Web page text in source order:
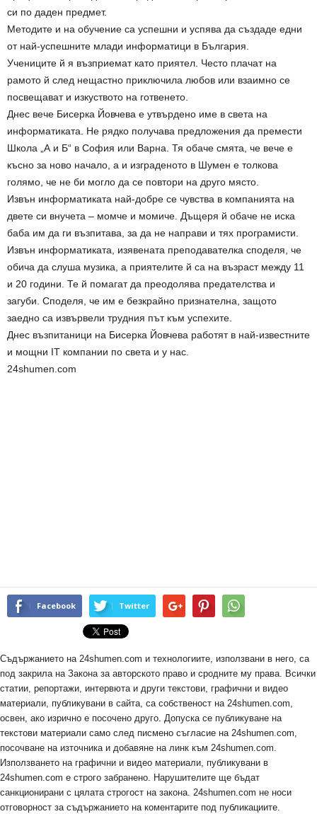
си по даден предмет.
Методите и на обучение са успешни и успява да създаде едни
от най-успешните млади информатици в България.
Учениците й я възприемат като приятел. Често плачат на
рамото й след нещастно приключила любов или взаимно се
посвещават и изкуството на готвенето.
Днес вече Бисерка Йовчева е утвърдено име в света на
информатиката. Не рядко получава предложения да премести
Школа „А и Б“ в София или Варна. Тя обаче смята, че вече е
късно за ново начало, а и изграденото в Шумен е толкова
голямо, че не би могло да се повтори на друго място.
Извън информатиката най-добре се чувства в компанията на
двете си внучета – момче и момиче. Дъщеря й обаче не иска
баба им да ги възпитава, за да не направи и тях програмисти.
Извън информатиката, изявената преподавателка споделя, че
обича да слуша музика, а приятелите й са на възраст между 11
и 20 години. Те й помагат да преодолява предателства и
загуби. Споделя, че им е безкрайно признателна, защото
заедно са извървели трудния път към успехите.
Днес възпитаници на Бисерка Йовчева работят в най-известните
и мощни IT компании по света и у нас.
24shumen.com
Facebook Twitter
Съдържанието на 24shumen.com и технологиите, използвани в него, са
под закрила на Закона за авторското право и сродните му права. Всички
статии, репортажи, интервюта и други текстови, графични и видео
материали, публикувани в сайта, са собственост на 24shumen.com,
освен, ако изрично е посочено друго. Допуска се публикуване на
текстови материали само след писмено съгласие на 24shumen.com,
посочване на източника и добавяне на линк към 24shumen.com.
Използването на графични и видео материали, публикувани в
24shumen.com е строго забранено. Нарушителите ще бъдат
санкционирани с цялата строгост на закона. 24shumen.com не носи
отговорност за съдържанието на коментарите под публикациите.